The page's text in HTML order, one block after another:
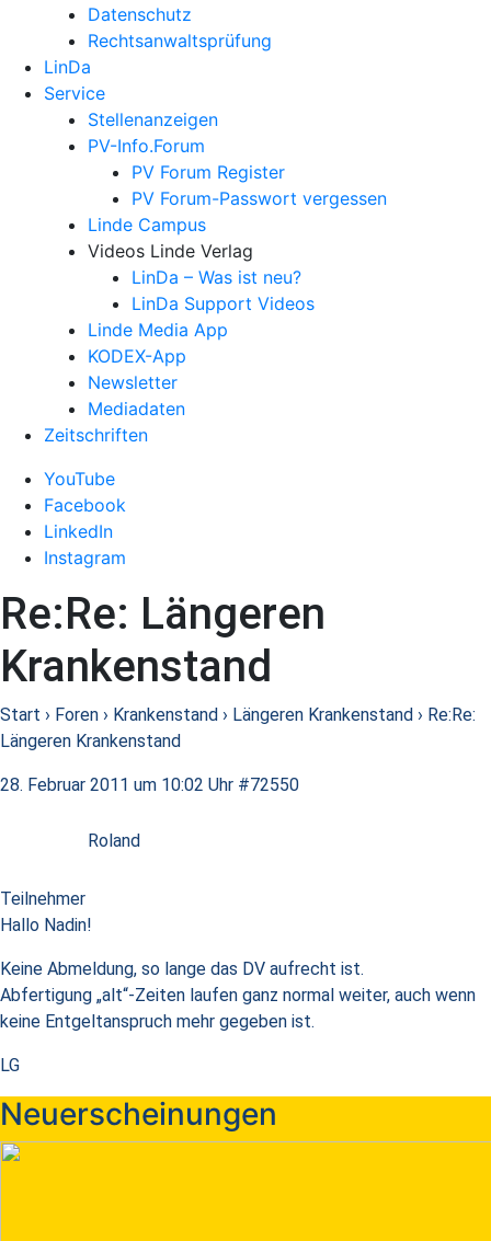
Datenschutz
Rechtsanwalts­prüfung
LinDa
Service
Stellenanzeigen
PV-Info.Forum
PV Forum Register
PV Forum-Passwort vergessen
Linde Campus
Videos Linde Verlag
LinDa – Was ist neu?
LinDa Support Videos
Linde Media App
KODEX-App
Newsletter
Mediadaten
Zeitschriften
YouTube
Facebook
LinkedIn
Instagram
Re:Re: Längeren
Krankenstand
Start › Foren › Krankenstand › Längeren Krankenstand › Re:Re:
Längeren Krankenstand
28. Februar 2011 um 10:02 Uhr #72550
Roland
Teilnehmer
Hallo Nadin!
Keine Abmeldung, so lange das DV aufrecht ist.
Abfertigung „alt“-Zeiten laufen ganz normal weiter, auch wenn
keine Entgeltanspruch mehr gegeben ist.
LG
Neuerscheinungen